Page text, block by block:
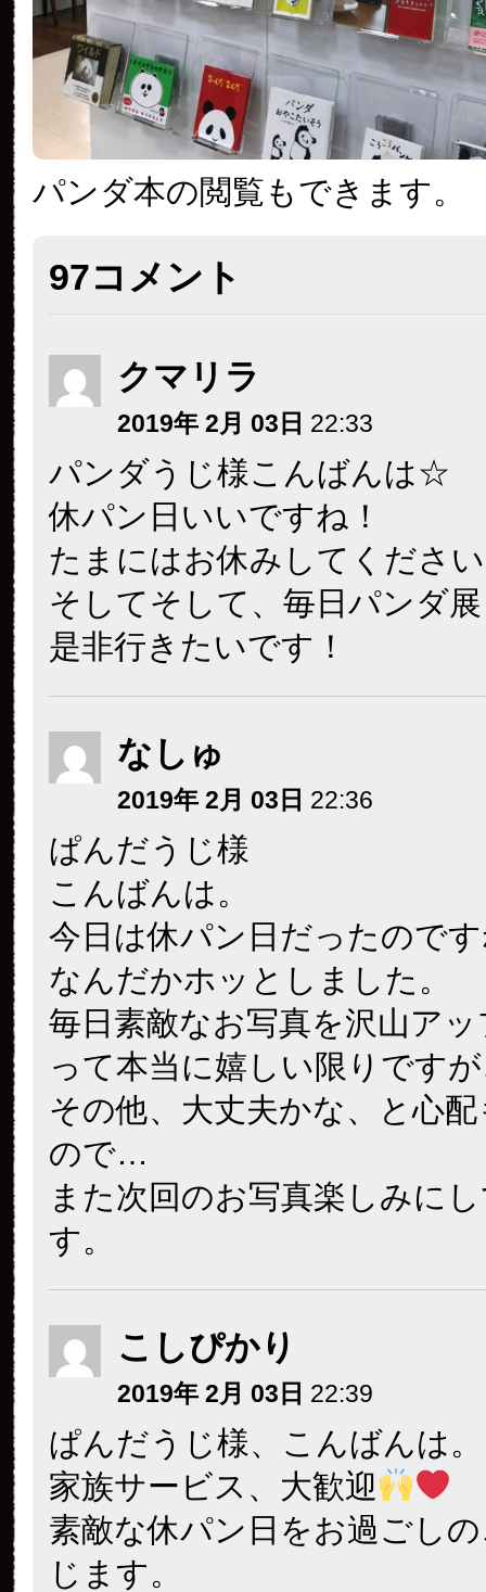
パンダ本の閲覧もできます。
97コメント
クマリラ
2019年 2月 03日 22:33
パンダうじ様こんばんは☆
休パン日いいですね！
たまにはお休みしてくださ
そしてそして、毎日パンダ
是非行きたいです！
なしゅ
2019年 2月 03日 22:36
ぱんだうじ様
こんばんは。
今日は休パン日だったので
なんだかホッとしました。
毎日素敵なお写真を沢山ア
って本当に嬉しい限りです
その他、大丈夫かな、と心
ので…
また次回のお写真楽しみに
す。
こしぴかり
2019年 2月 03日 22:39
ぱんだうじ様、こんばんは。
家族サービス、大歓迎
素敵な休パン日をお過ごし
じます。